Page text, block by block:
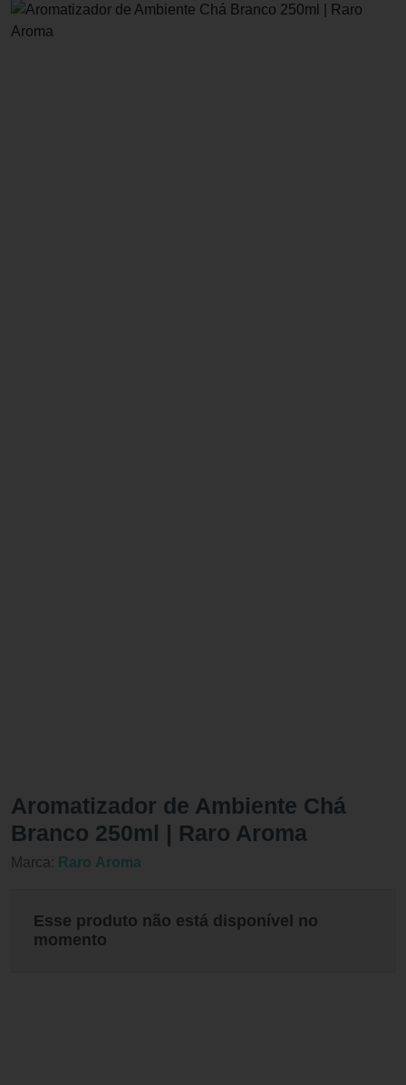
Aromatizador de Ambiente Chá
Branco 250ml | Raro Aroma
Marca: Raro Aroma
Esse produto não está disponível no
momento